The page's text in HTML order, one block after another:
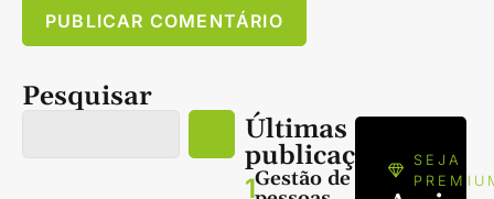
Pesquisar
Últimas
publicações
1Gestão de
SEJA